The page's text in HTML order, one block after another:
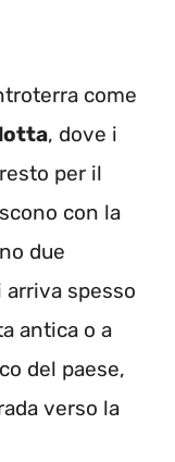
come
, dove i
per il
con la
due
spesso
antica o a
del paese,
verso la